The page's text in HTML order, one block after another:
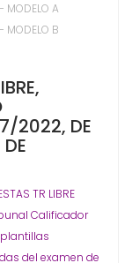
MODELO A
MODELO B
2022, DE
TR LIBRE
Calificador
del examen de